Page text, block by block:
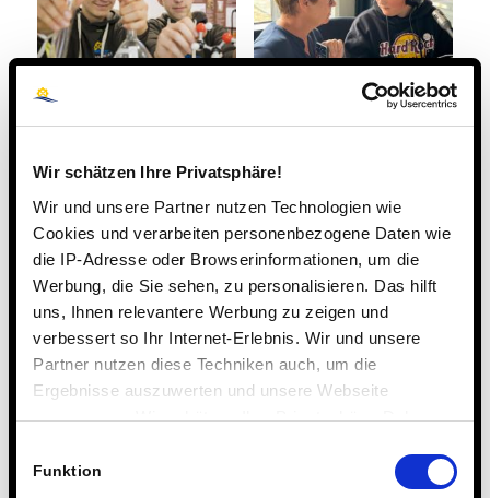
Wir schätzen Ihre Privatsphäre!
Wir und unsere Partner nutzen Technologien wie
Cookies und verarbeiten personenbezogene Daten wie
die IP-Adresse oder Browserinformationen, um die
Werbung, die Sie sehen, zu personalisieren. Das hilft
uns, Ihnen relevantere Werbung zu zeigen und
verbessert so Ihr Internet-Erlebnis. Wir und unsere
Partner nutzen diese Techniken auch, um die
Ergebnisse auszuwerten und unsere Webseite
anzupassen. Wir schätzen Ihre Privatsphäre. Daher
Technologien.
Funktion
Forscher Leonard
und Nicolas im
Fernsehen
Eismeer: Austausch
mit Forschergruppe
von Neumayer III
SPACE Schulpreis
erfolgreiche Tage in